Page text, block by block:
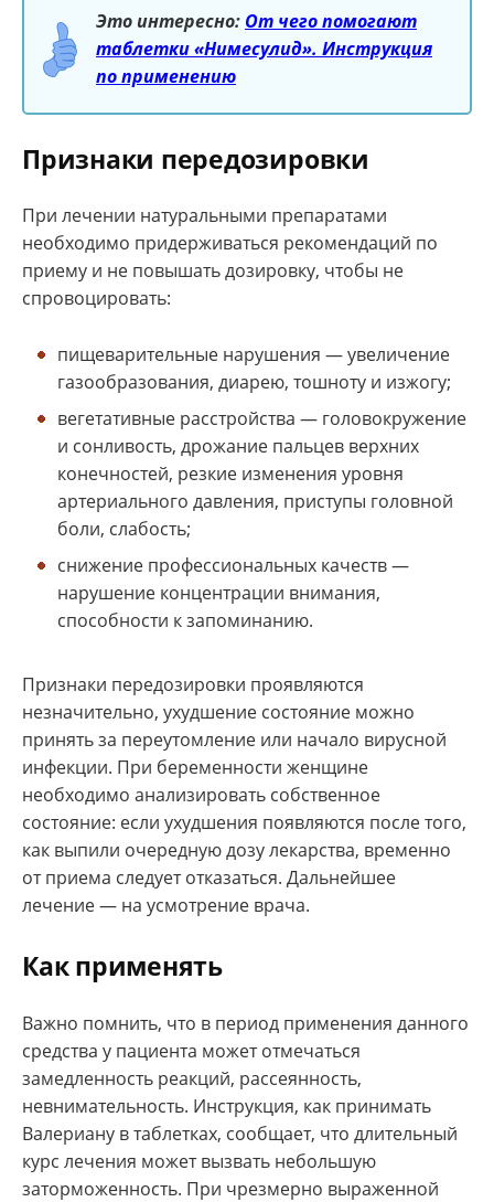
Это интересно: От чего помогают
таблетки «Нимесулид». Инструкция
по применению
Признаки передозировки
При лечении натуральными препаратами
необходимо придерживаться рекомендаций по
приему и не повышать дозировку, чтобы не
спровоцировать:
пищеварительные нарушения — увеличение
газообразования, диарею, тошноту и изжогу;
вегетативные расстройства — головокружение
и сонливость, дрожание пальцев верхних
конечностей, резкие изменения уровня
артериального давления, приступы головной
боли, слабость;
снижение профессиональных качеств —
нарушение концентрации внимания,
способности к запоминанию.
Признаки передозировки проявляются
незначительно, ухудшение состояние можно
принять за переутомление или начало вирусной
инфекции. При беременности женщине
необходимо анализировать собственное
состояние: если ухудшения появляются после того,
как выпили очередную дозу лекарства, временно
от приема следует отказаться. Дальнейшее
лечение — на усмотрение врача.
Как применять
Важно помнить, что в период применения данного
средства у пациента может отмечаться
замедленность реакций, рассеянность,
невнимательность. Инструкция, как принимать
Валериану в таблетках, сообщает, что длительный
курс лечения может вызвать небольшую
заторможенность. При чрезмерно выраженной